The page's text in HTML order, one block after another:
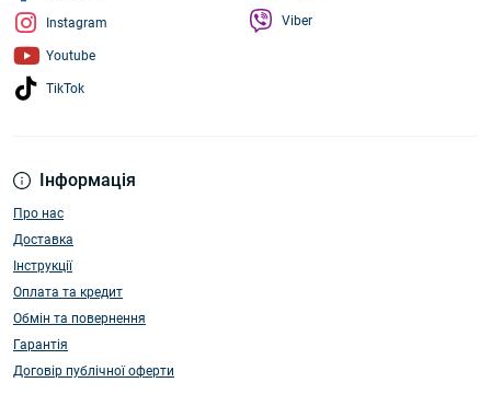
Інформація
Про нас
Доставка
Інструкції
Оплата та кредит
Обмін та повернення
Гарантія
Договір публічної оферти
Instagram
Youtube
TikTok
Viber